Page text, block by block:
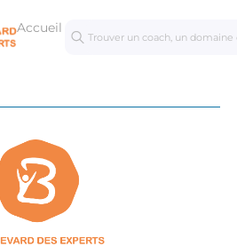
Accueil
Séances
personnalisées